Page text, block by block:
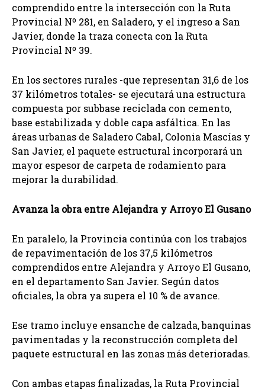
comprendido entre la intersección con la Ruta
Provincial Nº 281, en Saladero, y el ingreso a San
Javier, donde la traza conecta con la Ruta
Provincial Nº 39.
En los sectores rurales -que representan 31,6 de los
37 kilómetros totales- se ejecutará una estructura
compuesta por subbase reciclada con cemento,
base estabilizada y doble capa asfáltica. En las
áreas urbanas de Saladero Cabal, Colonia Mascías y
San Javier, el paquete estructural incorporará un
mayor espesor de carpeta de rodamiento para
mejorar la durabilidad.
Avanza la obra entre Alejandra y Arroyo El Gusano
En paralelo, la Provincia continúa con los trabajos
de repavimentación de los 37,5 kilómetros
comprendidos entre Alejandra y Arroyo El Gusano,
en el departamento San Javier. Según datos
oficiales, la obra ya supera el 10 % de avance.
Ese tramo incluye ensanche de calzada, banquinas
pavimentadas y la reconstrucción completa del
paquete estructural en las zonas más deterioradas.
Con ambas etapas finalizadas, la Ruta Provincial